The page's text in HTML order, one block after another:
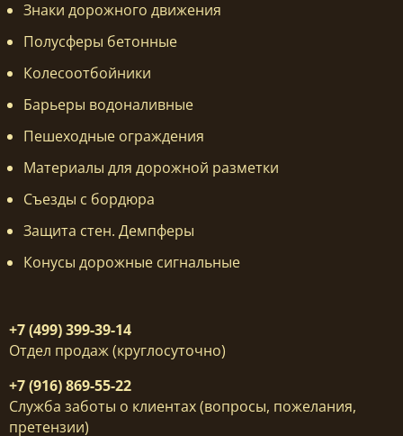
Знаки дорожного движения
Полусферы бетонные
Колесоотбойники
Барьеры водоналивные
Пешеходные ограждения
Материалы для дорожной разметки
Съезды с бордюра
Защита стен. Демпферы
Конусы дорожные сигнальные
+7 (499) 399-39-14
Отдел продаж (круглосуточно)
+7 (916) 869-55-22
Служба заботы о клиентах (вопросы, пожелания,
претензии)